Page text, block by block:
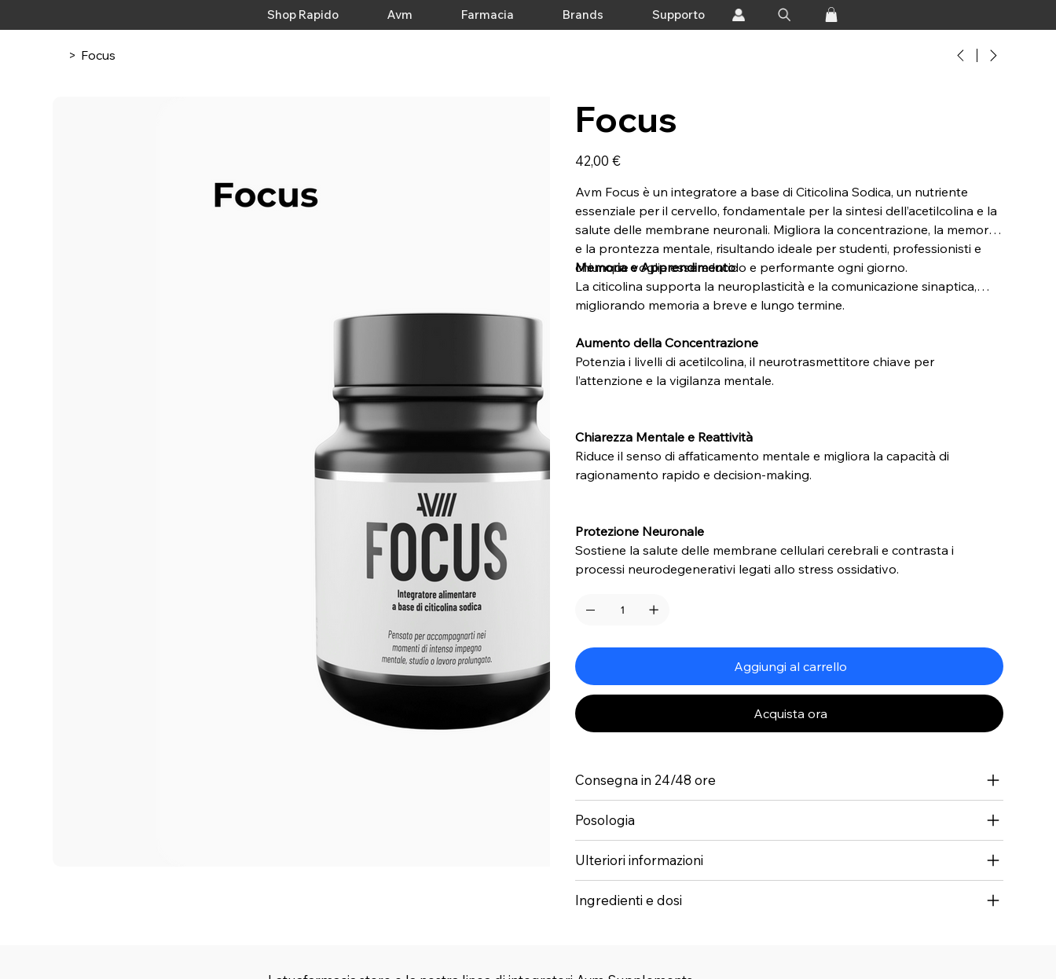
Shop Rapido Avm Farmacia Brands Supporto
> Focus
Focus
Prezzo
42,00 €
Avm Focus è un integratore a base di Citicolina Sodica, un nutriente
essenziale per il cervello, fondamentale per la sintesi dell’acetilcolina e la
salute delle membrane neuronali. Migliora la concentrazione, la memoria
e la prontezza mentale, risultando ideale per studenti, professionisti e
chiunque voglia essere lucido e performante ogni giorno.
Memoria e Apprendimento
La citicolina supporta la neuroplasticità e la comunicazione sinaptica,
migliorando memoria a breve e lungo termine.
Aumento della Concentrazione
Potenzia i livelli di acetilcolina, il neurotrasmettitore chiave per
l’attenzione e la vigilanza mentale.
Chiarezza Mentale e Reattività
Riduce il senso di affaticamento mentale e migliora la capacità di
ragionamento rapido e decision-making.
Protezione Neuronale
Sostiene la salute delle membrane cellulari cerebrali e contrasta i
processi neurodegenerativi legati allo stress ossidativo.
Aggiungi al carrello
Acquista ora
Consegna in 24/48 ore
Posologia
Ulteriori informazioni
Ingredienti e dosi